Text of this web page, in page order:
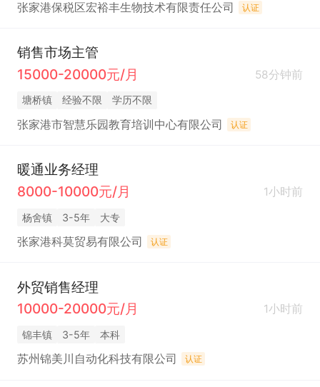
张家港保税区宏裕丰生物技术有限责任公司 认证
销售市场主管
15000-20000元/月
58分钟前
塘桥镇 经验不限 学历不限
张家港市智慧乐园教育培训中心有限公司 认证
暖通业务经理
8000-10000元/月
1小时前
杨舍镇 3-5年 大专
张家港科莫贸易有限公司 认证
外贸销售经理
10000-20000元/月
1小时前
锦丰镇 3-5年 本科
苏州锦美川自动化科技有限公司 认证